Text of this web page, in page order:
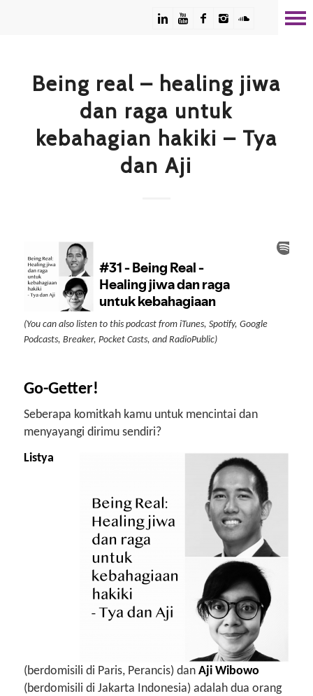
Being real – healing jiwa
dan raga untuk
kebahagian hakiki – Tya
dan Aji
(You can also listen to this podcast from iTunes, Spotify, Google
Podcasts, Breaker, Pocket Casts, and RadioPublic)
Go-Getter!
Seberapa komitkah kamu untuk mencintai dan
menyayangi dirimu sendiri?
Listya
(berdomisili di Paris, Perancis) dan Aji Wibowo
(berdomisili di Jakarta Indonesia) adalah dua orang